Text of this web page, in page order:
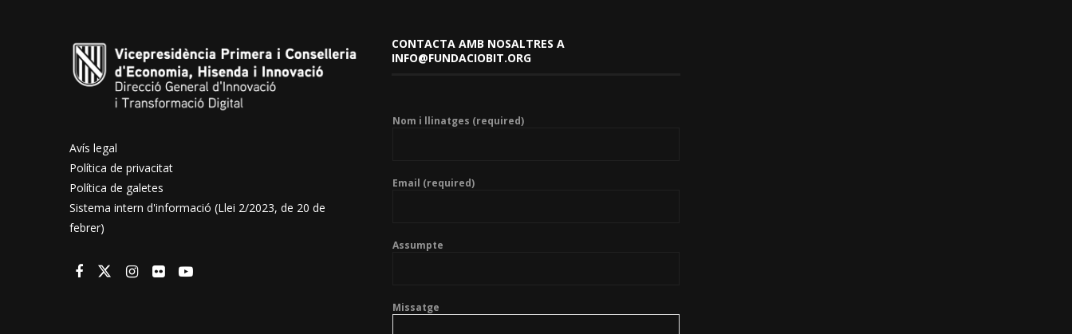
Avís legal
Política de privacitat
Política de galetes
Sistema intern d'informació (Llei 2/2023, de 20 de
febrer)
CONTACTA AMB NOSALTRES A
INFO@FUNDACIOBIT.ORG
Nom i llinatges (required)
Email (required)
Assumpte
Missatge